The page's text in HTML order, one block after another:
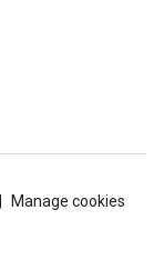
Manage cookies